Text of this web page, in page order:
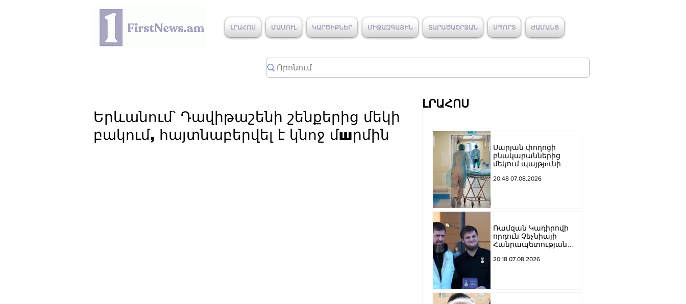
ԼՐԱՀՈՍ ՄԱՄՈՒԼ ԿԱՐԾԻՔՆԵՐ ՄԻՋԱԶԳԱՅԻՆ ՏԱՐԱԾԱՇՐՋԱՆ ՍՊՈՐՏ ԺԱՄԱՆՑ
Երևանում՝ Դավիթաշենի շենքերից մեկի
բակում, հայտնաբերվել է կնոջ մшրմին
ԼՐԱՀՈՍ
Սարյան փողոցի
բնակարաններից
մեկում պայթյnւնի
տղամարդը
20:48 07.08.2026
Ռամզան Կադիրովի
որդուն Չեչնիայի
Հանրապետության
շնորհել
20:18 07.08.2026